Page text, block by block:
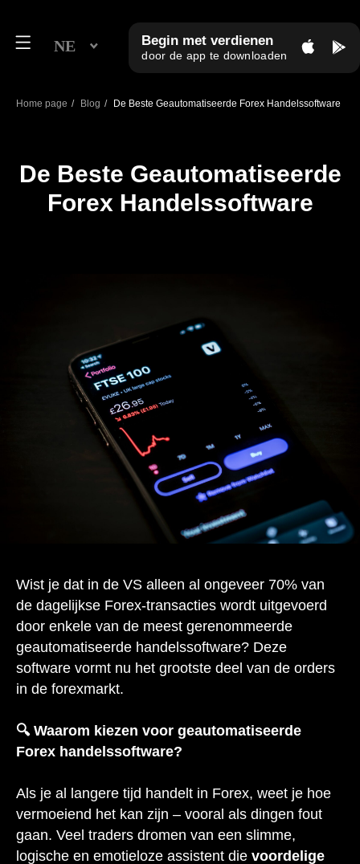
Begin met verdienen
door de app te downloaden
Home page / Blog / De Beste Geautomatiseerde Forex Handelssoftware
De Beste Geautomatiseerde
Forex Handelssoftware
Wist je dat in de VS alleen al ongeveer 70% van
de dagelijkse Forex-transacties wordt uitgevoerd
door enkele van de meest gerenommeerde
geautomatiseerde handelssoftware? Deze
software vormt nu het grootste deel van de orders
in de forexmarkt.
🔍 Waarom kiezen voor geautomatiseerde
Forex handelssoftware?
Als je al langere tijd handelt in Forex, weet je hoe
vermoeiend het kan zijn – vooral als dingen fout
gaan. Veel traders dromen van een slimme,
logische en emotieloze assistent die voordelige